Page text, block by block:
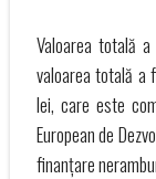
Valoarea totală
valoarea totală a
lei, care este
European de
finanțare